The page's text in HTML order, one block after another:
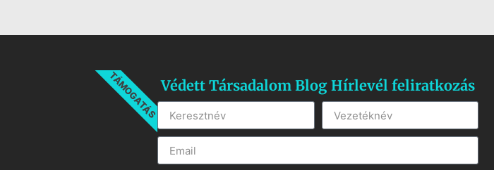
TÁMOGATÁSVédett Társadalom Blog Hírlevél feliratkozás